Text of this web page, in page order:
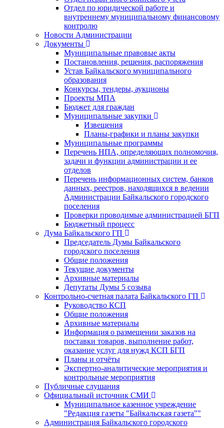
Отдел по юридической работе и
внутреннему муниципальному финансовому
контролю
Новости Администрации
Документы
Муниципальные правовые акты
Постановления, решения, распоряжения
Устав Байкальского муниципального
образования
Конкурсы, тендеры, аукционы
Проекты МПА
Бюджет для граждан
Муниципальные закупки
Извещения
Планы-графики и планы закупки
Муниципальные программы
Перечень НПА, определяющих полномочия,
задачи и функции администрации и ее
отделов
Перечень информационных систем, банков
данных, реестров, находящихся в ведении
Администрации Байкальского городского
поселения
Проверки проводимые администрацией БГП
Бюджетный процесс
Дума Байкальского ГП
Председатель Думы Байкальского
городского поселения
Общие положения
Текущие документы
Архивные материалы
Депутаты Думы 5 созыва
Контрольно-счетная палата Байкальского ГП
Руководство КСП
Общие положения
Архивные материалы
Информация о размещении заказов на
поставки товаров, выполнение работ,
оказание услуг для нужд КСП БГП
Планы и отчёты
Экспертно-аналитические мероприятия и
контрольные мероприятия
Публичные слушания
Официальный источник СМИ
Муниципальное казенное учреждение
"Редакция газеты "Байкальская газета""
Администрация Байкальского городского